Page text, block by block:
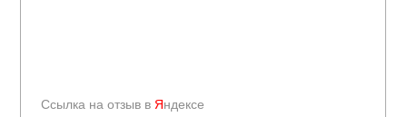
Ссылка на отзыв в Яндексе